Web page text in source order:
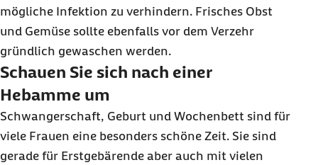
mögliche Infektion zu verhindern. Frisches Obst
und Gemüse sollte ebenfalls vor dem Verzehr
gründlich gewaschen werden.
Schauen Sie sich nach einer
Hebamme um
Schwangerschaft, Geburt und Wochenbett sind für
viele Frauen eine besonders schöne Zeit. Sie sind
gerade für Erstgebärende aber auch mit vielen